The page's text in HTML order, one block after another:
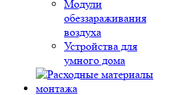
Модули
обеззараживания
воздуха
Устройства для
умного дома